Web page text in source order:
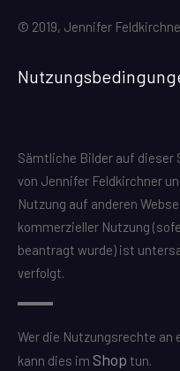
© 2019, Jennifer
Sämtliche Bilder auf dieser
von Jennifer Feldkirchner
Nutzung auf anderen
kommerzieller Nutzung
beantragt wurde) ist
verfolgt.
Wer die Nutzungsrechte an
kann dies im Shop tun.